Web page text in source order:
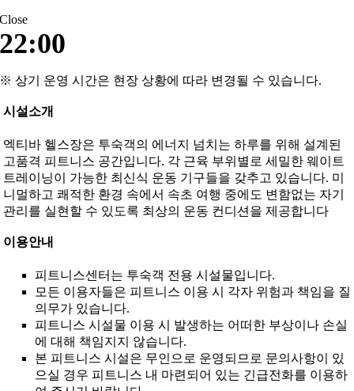
Close
22:00
※ 상기 운영 시간은 현장 상황에 따라 변경될 수 있습니다.
시설소개
엑티바 헬스장은 투숙객의 에너지 넘치는 하루를 위해 설계된
고품격 피트니스 공간입니다. 각 근육 부위별로 세밀한 웨이트
트레이닝이 가능한 최신식 운동 기구들을 갖추고 있습니다. 미
니멀하고 쾌적한 환경 속에서 속초 여행 중에도 변함없는 자기
관리를 실현할 수 있도록 최상의 운동 컨디션을 제공합니다
이용안내
피트니스센터는 투숙객 전용 시설물입니다.
모든 이용자들은 피트니스 이용 시 각자 위험과 책임을 질
의무가 있습니다.
피트니스 시설물 이용 시 발생하는 어떠한 부상이나 손실
에 대해 책임지지 않습니다.
본 피트니스 시설은 무인으로 운영되므로 문의사항이 있
으실 경우 피트니스 내 마련되어 있는 긴급전화를 이용하